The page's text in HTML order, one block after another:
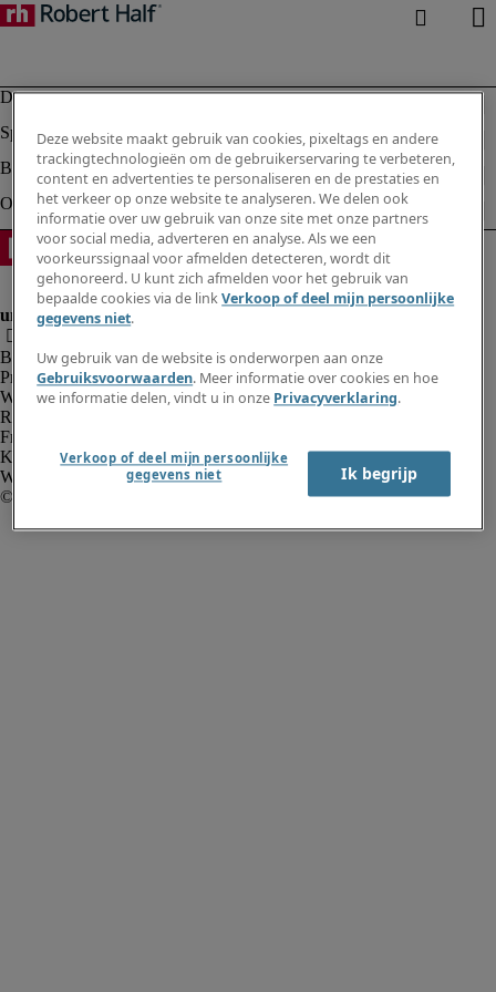
Bedrijfsinformatie
Privacyverklaring
Website en cookies
Rekruteringsvoorwaarden
Fraude alarm
Klokkenluidersregeling
Webmaster feedback
Deze website maakt gebruik van cookies, pixeltags en andere
trackingtechnologieën om de gebruikerservaring te verbeteren,
content en advertenties te personaliseren en de prestaties en
het verkeer op onze website te analyseren. We delen ook
informatie over uw gebruik van onze site met onze partners
voor social media, adverteren en analyse. Als we een
voorkeurssignaal voor afmelden detecteren, wordt dit
gehonoreerd. U kunt zich afmelden voor het gebruik van
bepaalde cookies via de linkVerkoop of deel mijn persoonlijke
gegevens niet.
Uw gebruik van de website is onderworpen aan onze
Gebruiksvoorwaarden. Meer informatie over cookies en hoe
we informatie delen, vindt u in onze Privacyverklaring.
Verkoop of deel mijn persoonlijke
gegevens niet
Ik begrijp